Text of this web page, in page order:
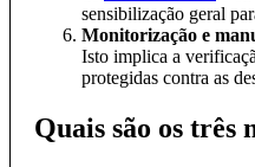
sensibilização geral
Monitorização e
Isto implica a
protegidas contra as
Quais são os três